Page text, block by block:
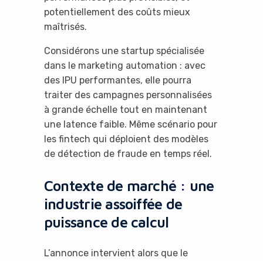
potentiellement des coûts mieux
maîtrisés.
Considérons une startup spécialisée
dans le marketing automation : avec
des IPU performantes, elle pourra
traiter des campagnes personnalisées
à grande échelle tout en maintenant
une latence faible. Même scénario pour
les fintech qui déploient des modèles
de détection de fraude en temps réel.
Contexte de marché : une
industrie assoiffée de
puissance de calcul
L’annonce intervient alors que le